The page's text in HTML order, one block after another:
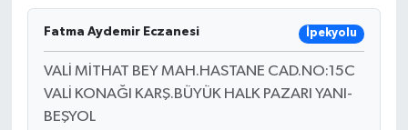
Fatma Aydemir Eczanesi İpekyolu
VALİ MİTHAT BEY MAH.HASTANE CAD.NO:15C
VALİ KONAĞI KARŞ.BÜYÜK HALK PAZARI YANI-
BEŞYOL